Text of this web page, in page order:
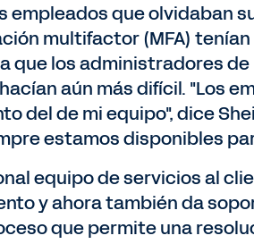
empleados que olvidaban
multifactor (MFA) tenían
los administradores de
aún más difícil. "Los
del de mi equipo", dice
estamos disponibles
equipo de servicios al
y ahora también da
que permite una